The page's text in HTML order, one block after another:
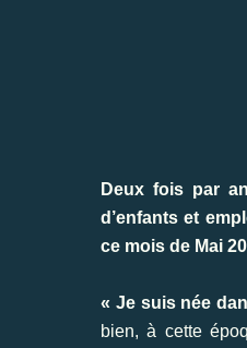
Deux fois par
d’enfants et
ce mois de Mai
« Je suis née
bien, à cette